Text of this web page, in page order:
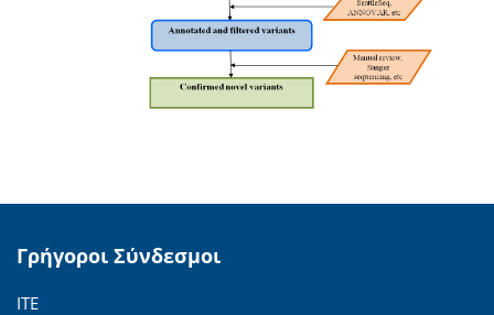
Γρήγοροι Σύνδεσμοι
ΙΤΕ